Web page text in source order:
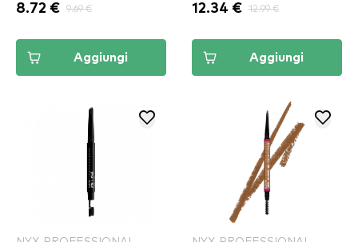
8.72 € 9.69 €
Aggiungi
12.34 € 12.99 €
Aggiungi